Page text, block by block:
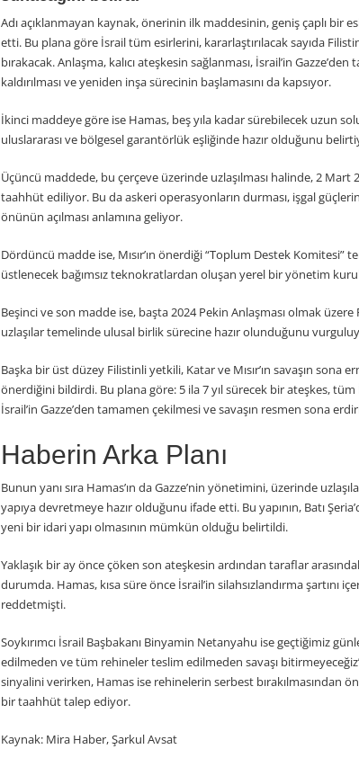
Adı açıklanmayan kaynak, önerinin ilk maddesinin, geniş çaplı bir
etti. Bu plana göre İsrail tüm esirlerini, kararlaştırılacak sayıda
bırakacak. Anlaşma, kalıcı ateşkesin sağlanması, İsrail’in
kaldırılması ve yeniden inşa sürecinin başlamasını da kapsıyor.
İkinci maddeye göre ise Hamas, beş yıla kadar sürebilecek uzun
uluslararası ve bölgesel garantörlük eşliğinde hazır olduğunu
Üçüncü maddede, bu çerçeve üzerinde uzlaşılması halinde, 2
taahhüt ediliyor. Bu da askeri operasyonların durması, işgal
önünün açılması anlamına geliyor.
Dördüncü madde ise, Mısır’ın önerdiği “Toplum Destek Komitesi”
üstlenecek bağımsız teknokratlardan oluşan yerel bir yönetim
Beşinci ve son madde ise, başta 2024 Pekin Anlaşması olmak
uzlaşılar temelinde ulusal birlik sürecine hazır olunduğunu
Başka bir üst düzey Filistinli yetkili, Katar ve Mısır’ın savaşın sona
önerdiğini bildirdi. Bu plana göre: 5 ila 7 yıl sürecek bir ateşkes, tüm
İsrail’in Gazze’den tamamen çekilmesi ve savaşın resmen sona
Haberin Arka Planı
Bunun yanı sıra Hamas’ın da Gazze’nin yönetimini, üzerinde
yapıya devretmeye hazır olduğunu ifade etti. Bu yapının, Batı
yeni bir idari yapı olmasının mümkün olduğu belirtildi.
Yaklaşık bir ay önce çöken son ateşkesin ardından taraflar
durumda. Hamas, kısa süre önce İsrail’in silahsızlandırma şartını
reddetmişti.
Soykırımcı İsrail Başbakanı Binyamin Netanyahu ise geçtiğimiz
edilmeden ve tüm rehineler teslim edilmeden savaşı
sinyalini verirken, Hamas ise rehinelerin serbest bırakılmasından
bir taahhüt talep ediyor.
Kaynak: Mira Haber, Şarkul Avsat